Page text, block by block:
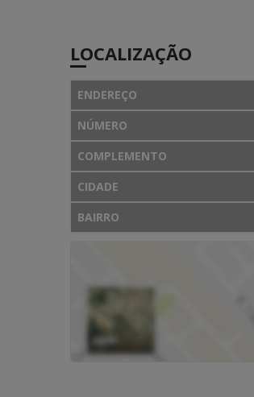
LOCALIZAÇÃO
ENDEREÇO
NÚMERO
COMPLEMENTO
CIDADE
BAIRRO